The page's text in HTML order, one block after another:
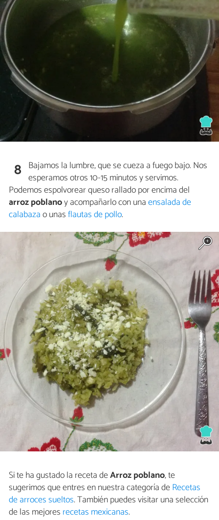
8 Bajamos la lumbre, que se cueza a fuego bajo. Nos
esperamos otros 10-15 minutos y servimos.
Podemos espolvorear queso rallado por encima del
arroz poblanoy acompañarlo con unaensalada de
calabazao unasflautas de pollo.
Si te ha gustado la receta deArroz poblano, te
sugerimos que entres en nuestra categoría deRecetas
de arroces sueltos. También puedes visitar una selección
de las mejores recetas mexicanas.